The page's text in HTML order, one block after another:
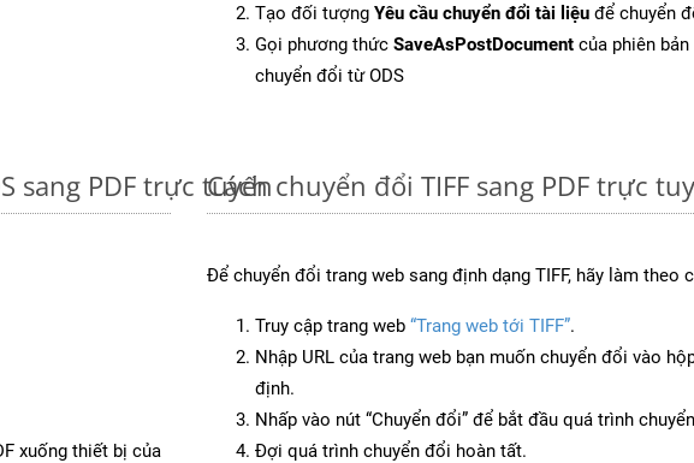
Tạo đối tượng Yêu cầu chuyển đổi tài liệu để chuyển
Gọi phương thức SaveAsPostDocument của phiên
chuyển đổi từ ODS
sang PDF trực tuyến
xuống thiết bị của
Cách chuyển đổi TIFF sang PDF trực
Để chuyển đổi trang web sang định dạng TIFF, hãy làm theo
Truy cập trang web “Trang web tới TIFF”.
Nhập URL của trang web bạn muốn chuyển đổi vào
định.
Nhấp vào nút “Chuyển đổi” để bắt đầu quá trình
Đợi quá trình chuyển đổi hoàn tất.